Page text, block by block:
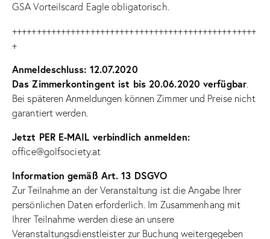
GSA Vorteilscard Eagle obligatorisch.
++++++++++++++++++++++++++++++++++++++++++++++++++
+
Anmeldeschluss: 12.07.2020
Das Zimmerkontingent ist bis 20.06.2020 verfügbar.
Bei späteren Anmeldungen können Zimmer und Preise nicht
garantiert werden.
Jetzt PER E-MAIL verbindlich anmelden:
office@golfsociety.at
Information gemäß Art. 13 DSGVO
Zur Teilnahme an der Veranstaltung ist die Angabe Ihrer
persönlichen Daten erforderlich. Im Zusammenhang mit
Ihrer Teilnahme werden diese an unsere
Veranstaltungsdienstleister zur Buchung weitergegeben